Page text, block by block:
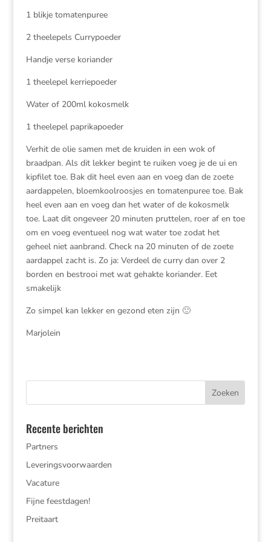
1 blikje tomatenpuree
2 theelepels Currypoeder
Handje verse koriander
1 theelepel kerriepoeder
Water of 200ml kokosmelk
1 theelepel paprikapoeder
Verhit de olie samen met de kruiden in een wok of
braadpan. Als dit lekker begint te ruiken voeg je de ui en
kipfilet toe. Bak dit heel even aan en voeg dan de zoete
aardappelen, bloemkoolroosjes en tomatenpuree toe. Bak
heel even aan en voeg dan het water of de kokosmelk
toe. Laat dit ongeveer 20 minuten pruttelen, roer af en toe
om en voeg eventueel nog wat water toe zodat het
geheel niet aanbrand. Check na 20 minuten of de zoete
aardappel zacht is. Zo ja: Verdeel de curry dan over 2
borden en bestrooi met wat gehakte koriander. Eet
smakelijk
Zo simpel kan lekker en gezond eten zijn 🙂
Marjolein
Recente berichten
Partners
Leveringsvoorwaarden
Vacature
Fijne feestdagen!
Preitaart